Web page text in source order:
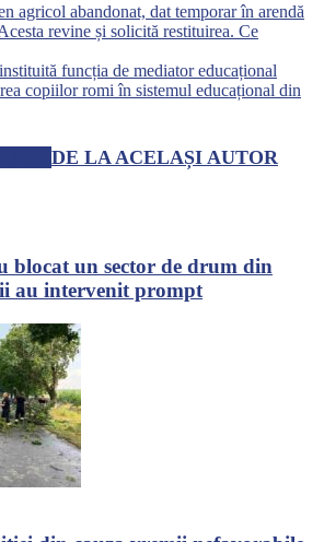
agricol abandonat, dat temporar în arendă
revine și solicită restituirea. Ce
funcția de mediator educațional
copiilor romi în sistemul educațional din
DE LA ACELAȘI AUTOR
blocat un sector de drum din
au intervenit prompt